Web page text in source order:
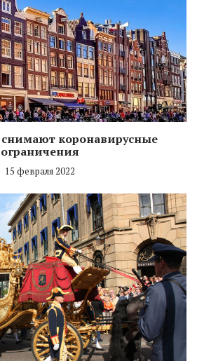
коронавирусные
ограничения
15 февраля 2022